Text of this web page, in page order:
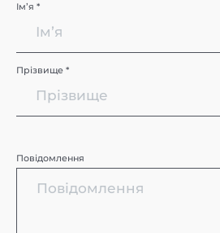
Імʼя *
Прізвище *
Повідомлення